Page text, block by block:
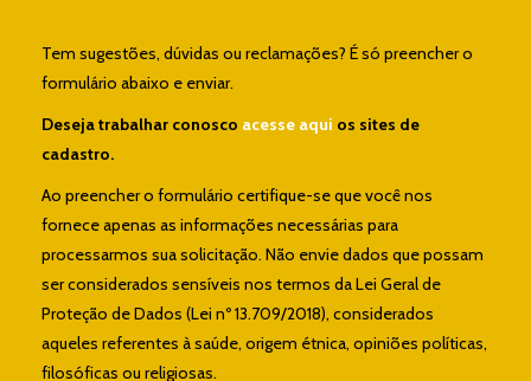
Tem sugestões, dúvidas ou reclamações? É só preencher o
formulário abaixo e enviar.
Deseja trabalhar conosco acesse aqui os sites de
cadastro.
Ao preencher o formulário certifique-se que você nos
fornece apenas as informações necessárias para
processarmos sua solicitação. Não envie dados que possam
ser considerados sensíveis nos termos da Lei Geral de
Proteção de Dados (Lei nº 13.709/2018), considerados
aqueles referentes à saúde, origem étnica, opiniões políticas,
filosóficas ou religiosas.